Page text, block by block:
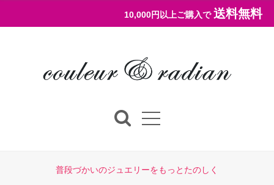
10,000円以上ご購入で 送料無料
普段づかいのジュエリーをもっとたのしく